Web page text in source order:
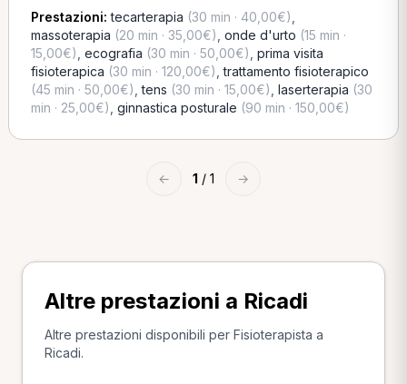
Prestazioni:tecarterapia (30 min · 40,00€)
massoterapia (20 min · 35,00€) onde d'urto (15 min ·
15,00€) ecografia (30 min · 50,00€) prima visita
fisioterapica (30 min · 120,00€) ,trattamento fisioterapico
(45 min · 50,00€) ,tens (30 min · 15,00€) laserterapia (30
min · 25,00€) ginnastica posturale (90 min · 150,00€)
← 1 / 1 →
Altre prestazioni a Ricadi
Altre prestazioni disponibili per Fisioterapista a
Ricadi.